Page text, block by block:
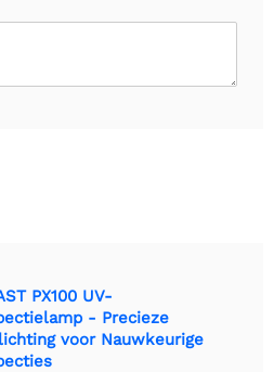
PX100 UV-
- Precieze
voor Nauwkeurige